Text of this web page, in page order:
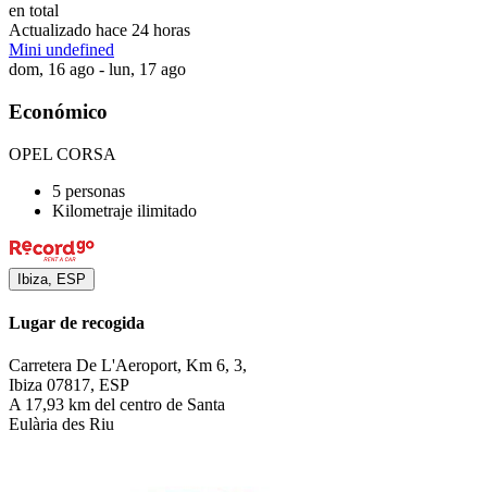
en total
Actualizado hace 24 horas
Mini undefined
dom, 16 ago - lun, 17 ago
Económico
OPEL CORSA
5 personas
Kilometraje ilimitado
Ibiza, ESP
Lugar de recogida
Carretera De L'Aeroport, Km 6, 3,
Ibiza 07817, ESP
A 17,93 km del centro de Santa
Eulària des Riu